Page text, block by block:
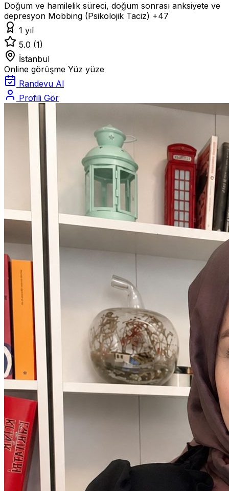
Doğum ve hamilelik süreci, doğum sonrası anksiyete ve
depresyon Mobbing (Psikolojik Taciz) +47
1 yıl
5.0 (1)
İstanbul
Online görüşme Yüz yüze
Randevu Al
Profili Gör